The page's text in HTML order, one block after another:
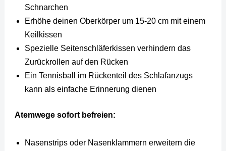
Schnarchen
Erhöhe deinen Oberkörper um 15-20 cm mit einem
Keilkissen
Spezielle Seitenschläferkissen verhindern das
Zurückrollen auf den Rücken
Ein Tennisball im Rückenteil des Schlafanzugs
kann als einfache Erinnerung dienen
Atemwege sofort befreien:
Nasenstrips oder Nasenklammern erweitern die